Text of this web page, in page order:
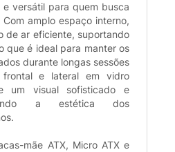
versátil para quem busca
amplo espaço interno,
de ar eficiente, suportando
que é ideal para manter os
durante longas sessões
e lateral em vidro
um visual sofisticado e
a estética dos
mãe ATX, Micro ATX e